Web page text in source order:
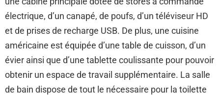
électrique, d’un canapé, de poufs, d’un téléviseur HD
et de prises de recharge USB. De plus, une cuisine
américaine est équipée d’une table de cuisson, d’un
évier ainsi que d’une tablette coulissante pour pouvoir
obtenir un espace de travail supplémentaire. La salle
de bain dispose de tout le nécessaire pour la toilette